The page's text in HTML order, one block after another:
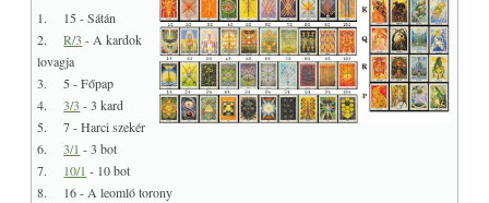
1. 15 - Sátán
2.R/3 - A kardok
lovagja
3. 5 - Főpap
4.3/3 - 3 kard
5. 7 - Harci szekér
6.3/1 - 3 bot
7. 10/1 - 10 bot
8. 16 - A leomló torony